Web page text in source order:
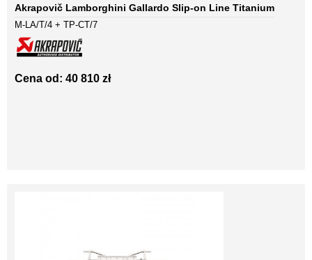
Akrapovič Lamborghini Gallardo Slip-on Line Titanium
M-LA/T/4 + TP-CT/7
Cena od: 40 810 zł